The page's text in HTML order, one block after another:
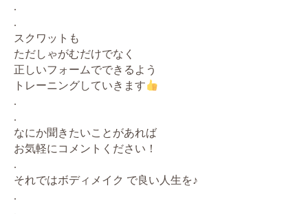
.
.
スクワットも
ただしゃがむだけでなく
正しいフォームでできるよう
トレーニングしていきます
.
.
なにか聞きたいことがあれば
お気軽にコメントください！
.
それではボディメイク で良い人生を♪
.
.